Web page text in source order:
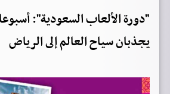
"دورة الألعاب السعودية":
يجذبان سياح العالم إلى الرياض